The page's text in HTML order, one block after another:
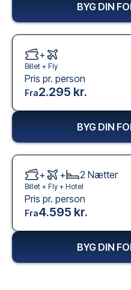
BYG DIN
+
Billet + Fly
Pris pr. person
Fra2.295 kr.
BYG DIN
+ + 2 Nætter
Billet + Fly + Hotel
Pris pr. person
Fra4.595 kr.
BYG DIN